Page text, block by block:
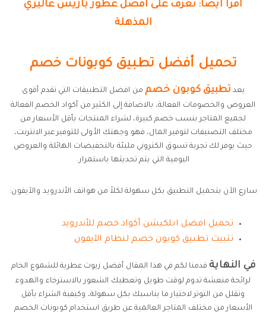
اقرأ أيضًا: تعرف على افضل عطور باريس غاليري
المذهلة
تحميل أفضل تطبيق كوبونات خصم
يعد تطبيق كوبون خصم من افضل التطبيقات التي تقدم أقوى
العروض والخصومات الفعالة، بالاضافة إلى الكثير من أكواد الخصم الفعالة
لجميع المتاجر بنسب خصم كبيرة، لشراء المنتجات بأقل الأسعار من
مختلف التصنيفات لتوفير المال، فهو وجهتك الأولى للتوفير عبر الانترنت،
حيث يوفر لك تجربة تسوق الكتروني مليئة بالتخفيضات الهائلة والعروض
اليومية التي يتم تحديثها باستمرار.
سارع الآن بتحميل التطبيق بكل سهولة لكلاً من هواتف الأندرويد والآيفون:
تحميل افضل ابلكيشن أكواد خصم للأندرويد
تثبيت تطبيق كوبون خصم لنظام الآيفون
في النهاية قدمنا لكم في هذا المقال أفضل زيوت عطرية للشموع الخام
لرائحة منعشة تدوم لوقت طويل وتعطيك الشعور بالاسترخاء والهدوء
وتقلل من التوتر لاختيار ما يناسبك بكل سهولة، وكيفية الشراء بأقل
الأسعار من مختلف المتاجر العالمية عن طريق استخدام كوبونات الخصم